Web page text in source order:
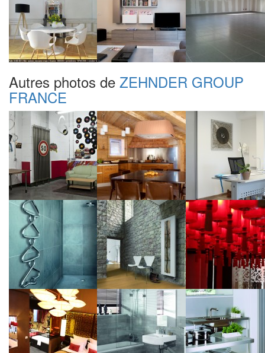
Autres photos de ZEHNDER GROUP
FRANCE